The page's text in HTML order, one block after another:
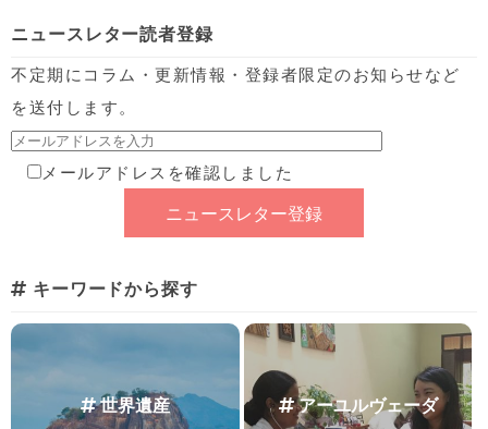
ニュースレター読者登録
不定期にコラム・更新情報・登録者限定のお知らせなど
を送付します。
メールアドレスを確認しました
キーワードから探す
世界遺産 アーユルヴェーダ